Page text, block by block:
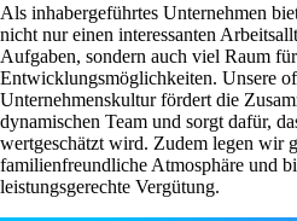
Als inhabergeführtes Unternehmen
nicht nur einen interessanten
Aufgaben, sondern auch viel Raum
Entwicklungsmöglichkeiten. Unsere
Unternehmenskultur fördert die
dynamischen Team und sorgt dafür,
wertgeschätzt wird. Zudem legen wir
familienfreundliche Atmosphäre und
leistungsgerechte Vergütung.